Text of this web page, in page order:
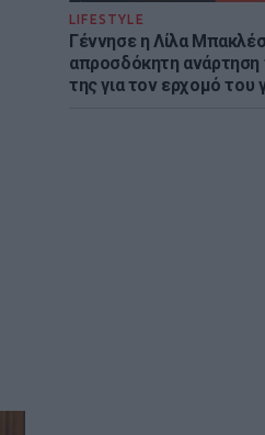
LIFESTYLE
Γέννησε η Λίλα
απροσδόκητη
της για τον ερχομό του